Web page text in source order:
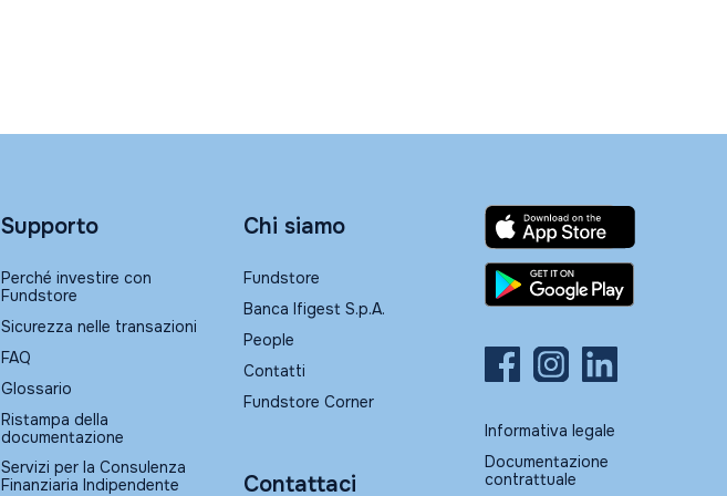
Supporto
Perché investire con
Fundstore
Sicurezza nelle transazioni
FAQ
Glossario
Ristampa della
documentazione
Servizi per la Consulenza
Finanziaria Indipendente
Chi siamo
Fundstore
Banca Ifigest S.p.A.
People
Contatti
Fundstore Corner
Contattaci
Informativa legale
Documentazione
contrattuale